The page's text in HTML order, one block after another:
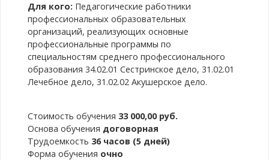
Для кого: Педагогические работники
профессиональных образовательных
организаций, реализующих основные
профессиональные программы по
специальностям среднего профессионального
образования 34.02.01 Сестринское дело, 31.02.01
Лечебное дело, 31.02.02 Акушерское дело.
Стоимость обучения 33 000,00 руб.
Основа обучения договорная
Трудоемкость 36 часов (5 дней)
Форма обучения очно